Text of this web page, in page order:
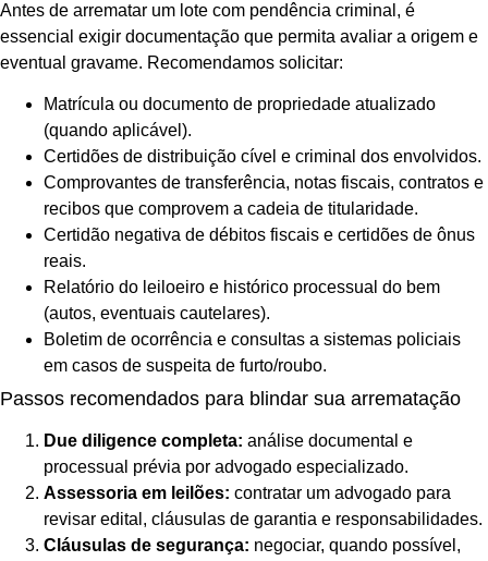
Antes de arrematar um lote com pendência criminal, é
essencial exigir documentação que permita avaliar a origem e
eventual gravame. Recomendamos solicitar:
Matrícula ou documento de propriedade atualizado
(quando aplicável).
Certidões de distribuição cível e criminal dos envolvidos.
Comprovantes de transferência, notas fiscais, contratos e
recibos que comprovem a cadeia de titularidade.
Certidão negativa de débitos fiscais e certidões de ônus
reais.
Relatório do leiloeiro e histórico processual do bem
(autos, eventuais cautelares).
Boletim de ocorrência e consultas a sistemas policiais
em casos de suspeita de furto/roubo.
Passos recomendados para blindar sua arrematação
Due diligence completa: análise documental e
processual prévia por advogado especializado.
Assessoria em leilões: contratar um advogado para
revisar edital, cláusulas de garantia e responsabilidades.
Cláusulas de segurança: negociar, quando possível,